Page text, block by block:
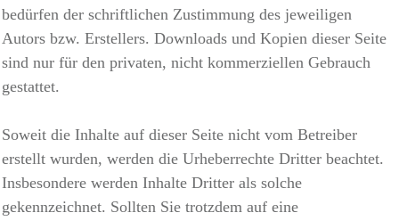
bedürfen der schriftlichen Zustimmung des jeweiligen
Autors bzw. Erstellers. Downloads und Kopien dieser Seite
sind nur für den privaten, nicht kommerziellen Gebrauch
gestattet.
Soweit die Inhalte auf dieser Seite nicht vom Betreiber
erstellt wurden, werden die Urheberrechte Dritter beachtet.
Insbesondere werden Inhalte Dritter als solche
gekennzeichnet. Sollten Sie trotzdem auf eine